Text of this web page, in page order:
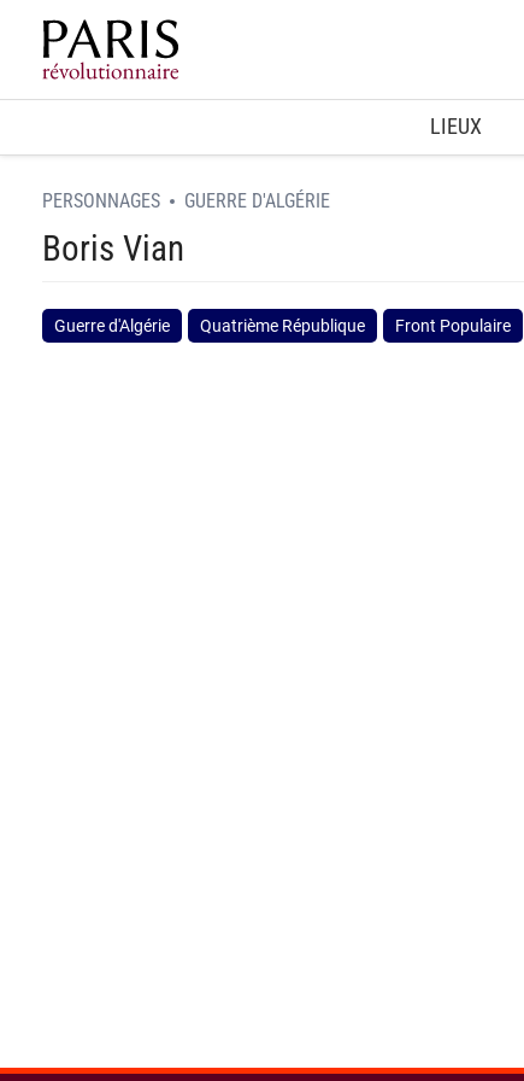
Home
LIEUX
PERSONNAGES GUERRE D'ALGÉRIE
Boris Vian
Guerre d'Algérie Quatrième République Front Populaire